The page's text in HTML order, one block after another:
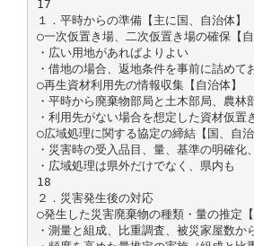
17
１．平時からの準備【主に国、自治体】
○一次仮置き場、二次仮置き場の確保【自
・広い用地があればよりよい
・借地の場合、返地条件を事前に詰めて
○再生資材利用先の情報収集【自治体】
・平時から廃棄物部局と土木部局、農林
・利用先がない場合を想定した資材仮置
○広域処理に関する協定の締結【国、自治
・災害時の受入品目、量、基準の明確化
・広域処理は県外だけでなく、県内も
18
２．災害発生後の対応
○発生した災害廃棄物の種類・量の推定【
・測量と組成、比重調査、被災家屋数か